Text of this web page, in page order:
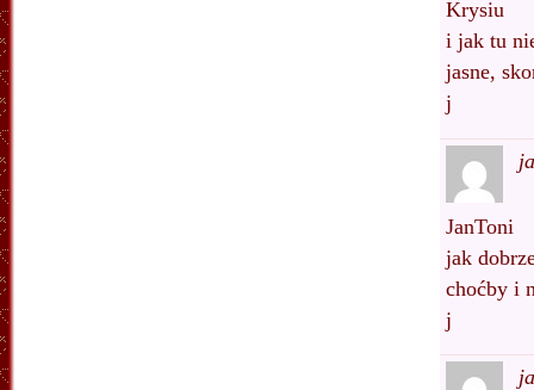
Krysiu
i jak tu
jasne,
j
JanToni
jak
choćby i
j